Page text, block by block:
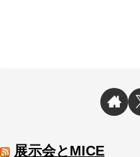
展示会とMICE